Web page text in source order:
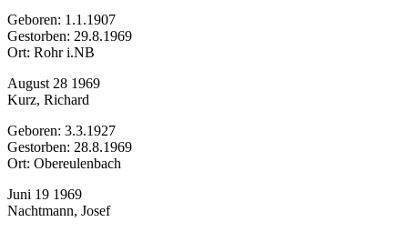
Geboren: 1.1.1907
Gestorben: 29.8.1969
Ort: Rohr i.NB
August 28 1969
Kurz, Richard
Geboren: 3.3.1927
Gestorben: 28.8.1969
Ort: Obereulenbach
Juni 19 1969
Nachtmann, Josef